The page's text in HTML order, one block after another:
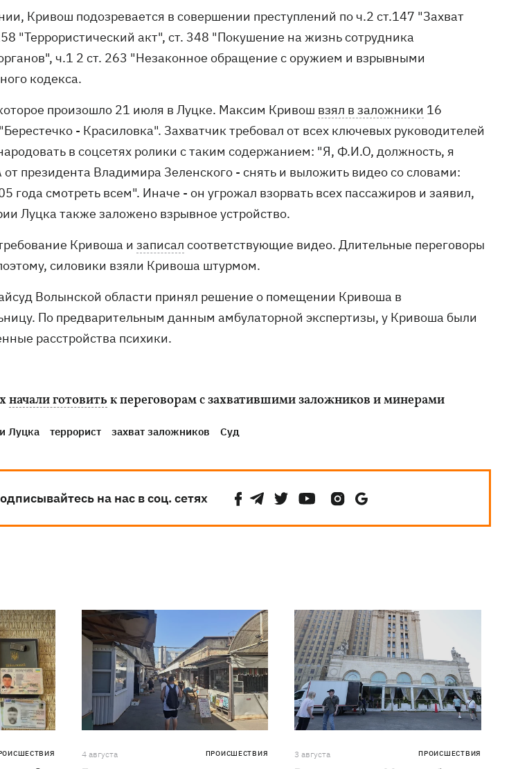
Кривош подозревается в совершении преступлений по ч.2 ст.147 "Захват
"Террористический акт", ст. 348 "Покушение на жизнь сотрудника
ч.1 2 ст. 263 "Незаконное обращение с оружием и взрывными
кодекса.
произошло 21 июля в Луцке. Максим Кривош взял в заложники 16
- Красиловка". Захватчик требовал от всех ключевых руководителей
в соцсетях ролики с таким содержанием: "Я, Ф.И.О, должность, я
от президента Владимира Зеленского - снять и выложить видео со словами:
смотреть всем". Иначе - он угрожал взорвать всех пассажиров и заявил,
Луцка также заложено взрывное устройство.
Кривоша и записал соответствующие видео. Длительные переговоры
силовики взяли Кривоша штурмом.
Волынской области принял решение о помещении Кривоша в
По предварительным данным амбулаторной экспертизы, у Кривоша были
расстройства психики.
начали готовить к переговорам с захватившими заложников и минерами
Луцка террорист захват заложников Суд
на нас в соц. сетях
4 августа ПРОИСШЕСТВИЯ 3 августа ПРОИСШЕСТВИЯ